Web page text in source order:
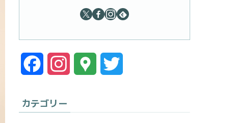
c
カテゴリー